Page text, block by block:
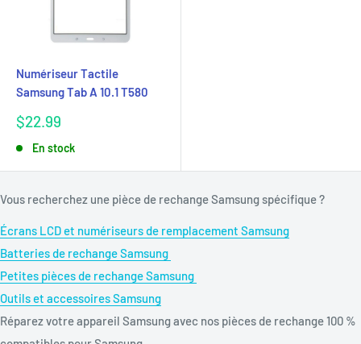
Numériseur Tactile
Samsung Tab A 10.1 T580
Prix
$22.99
En stock
Vous recherchez une pièce de rechange Samsung spécifique ?
Écrans LCD et numériseurs de remplacement Samsung
Batteries de rechange Samsung
Petites pièces de rechange Samsung
Outils et accessoires Samsung
Réparez votre appareil Samsung avec nos pièces de rechange 100 %